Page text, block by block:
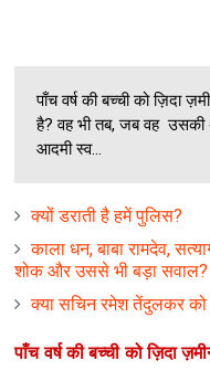
पाँच वर्ष की बच्ची को ज़िदा
है? वह भी तब, जब वह
आदमी स्व...
क्‍यों डराती है हमें पुलिस?
काला धन, बाबा रामदेव,
शोक और उससे भी बड़ा सवाल?
क्‍या सचिन रमेश तेंदुलकर को
पाँच वर्ष की बच्ची को ज़िदा